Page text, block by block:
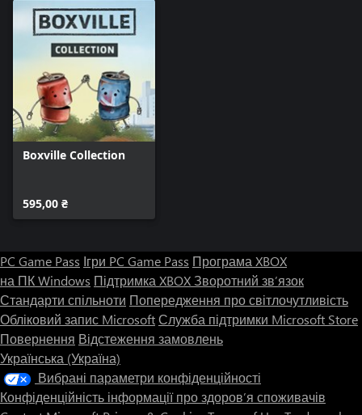
Boxville Collection
595,00 ₴
PC Game Pass Ігри PC Game Pass Програма XBOX
на ПК Windows Підтримка XBOXЗворотний зв’язок
Стандарти спільноти Попередження про світлочутливість
Обліковий запис MicrosoftСлужба підтримки Microsoft Store
Повернення Відстеження замовлень
Українська (Україна)
Вибрані параметри конфіденційності
Конфіденційність інформації про здоров’я споживачів